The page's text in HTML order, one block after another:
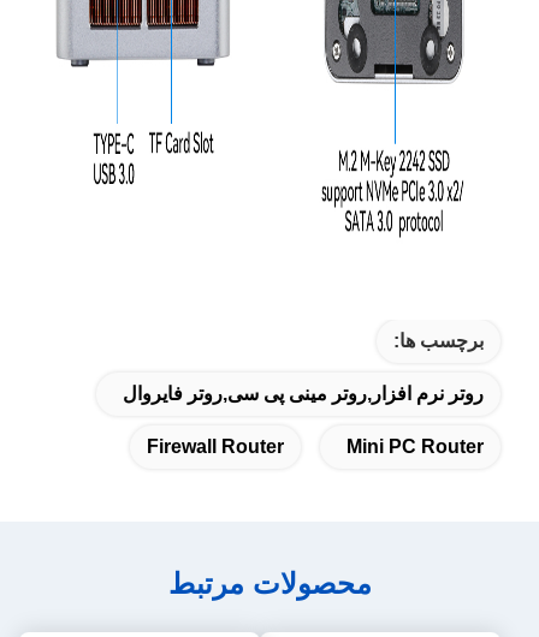
برچسب ها:
روتر نرم افزار,روتر مینی پی سی,روتر فایروال
Mini PC Router
Firewall Router
محصولات مرتبط